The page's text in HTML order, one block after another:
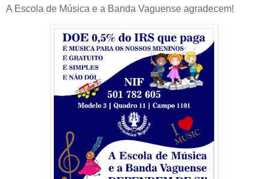
A Escola de Música e a Banda Vaguense agradecem!